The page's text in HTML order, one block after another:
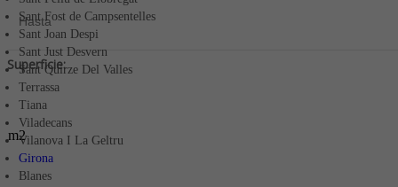
Sant Fost de Campsentelles
Sant Joan Despi
Sant Just Desvern
Sant Quirze Del Valles
Terrassa
Tiana
Viladecans
Vilanova I La Geltru
Girona
Blanes
Superficie:
m2